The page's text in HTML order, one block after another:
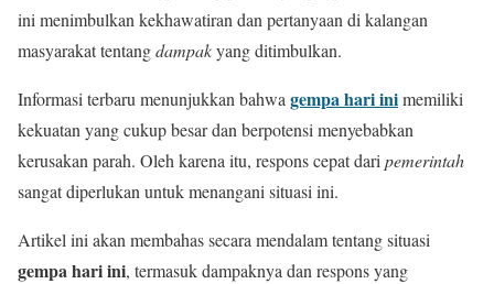
ini menimbulkan kekhawatiran dan pertanyaan di kalangan
masyarakat tentangdampakyang ditimbulkan.
Informasi terbaru menunjukkan bahwa gempa hari inimemiliki
kekuatan yang cukup besar dan berpotensi menyebabkan
kerusakan parah. Oleh karena itu, respons cepat dari pemerintah
sangat diperlukan untuk menangani situasi ini.
Artikel ini akan membahas secara mendalam tentang situasi
gempa hari ini, termasuk dampaknya dan respons yang